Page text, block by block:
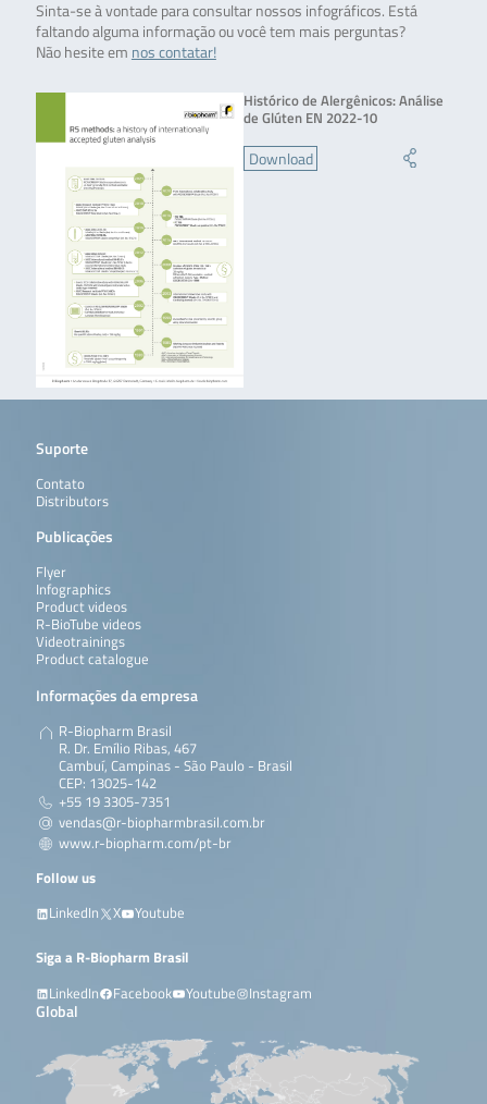
Sinta-se à vontade para consultar nossos infográficos. Está
faltando alguma informação ou você tem mais perguntas?
Não hesite em nos contatar!
Histórico de Alergênicos: Análise
de Glúten EN 2022-10
Download
Suporte
Contato
Distributors
Publicações
Flyer
Infographics
Product videos
R-BioTube videos
Videotrainings
Product catalogue
Informações da empresa
R-Biopharm Brasil
R. Dr. Emílio Ribas, 467
Cambuí, Campinas - São Paulo - Brasil
CEP: 13025-142
+55 19 3305-7351
vendas@r-biopharmbrasil.com.br
www.r-biopharm.com/pt-br
Follow us
LinkedIn
X Youtube
Siga a R-Biopharm Brasil
LinkedIn
Facebook Youtube Instagram
Global